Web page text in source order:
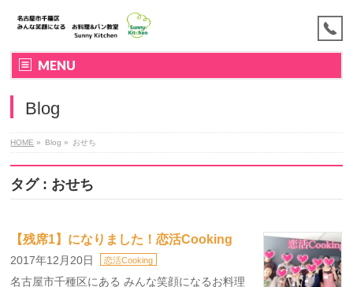
MENU
Blog
HOME » Blog » おせち
タグ : おせち
【残席1】になりました！恋活Cooking
2017年12月20日 恋活Cooking
名古屋市千種区にある みんな笑顔になるお料理